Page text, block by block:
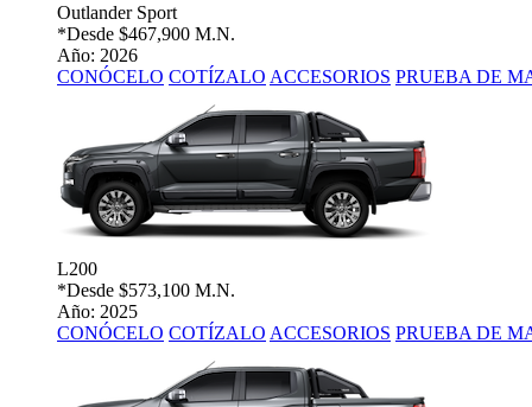
Outlander Sport
*Desde $467,900 M.N.
Año: 2026
CONÓCELO COTÍZALO ACCESORIOS PRUEBA DE
L200
*Desde $573,100 M.N.
Año: 2025
CONÓCELO COTÍZALO ACCESORIOS PRUEBA DE